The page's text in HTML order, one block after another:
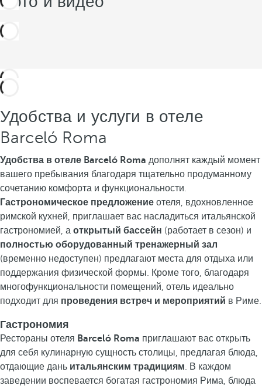
Удобства и услуги в отеле
Barceló Roma
Удобства в отеле Barceló Roma дополнят каждый момент
вашего пребывания благодаря тщательно продуманному
сочетанию комфорта и функциональности.
Гастрономическое предложение отеля, вдохновленное
римской кухней, приглашает вас насладиться итальянской
гастрономией, а открытый бассейн (работает в сезон) и
полностью оборудованный тренажерный зал
(временно недоступен) предлагают места для отдыха или
поддержания физической формы. Кроме того, благодаря
многофункциональности помещений, отель идеально
подходит для проведения встреч и мероприятий в Риме.
Гастрономия
Рестораны отеля Barceló Roma приглашают вас открыть
для себя кулинарную сущность столицы, предлагая блюда,
отдающие дань итальянским традициям. В каждом
заведении воспевается богатая гастрономия Рима, блюда